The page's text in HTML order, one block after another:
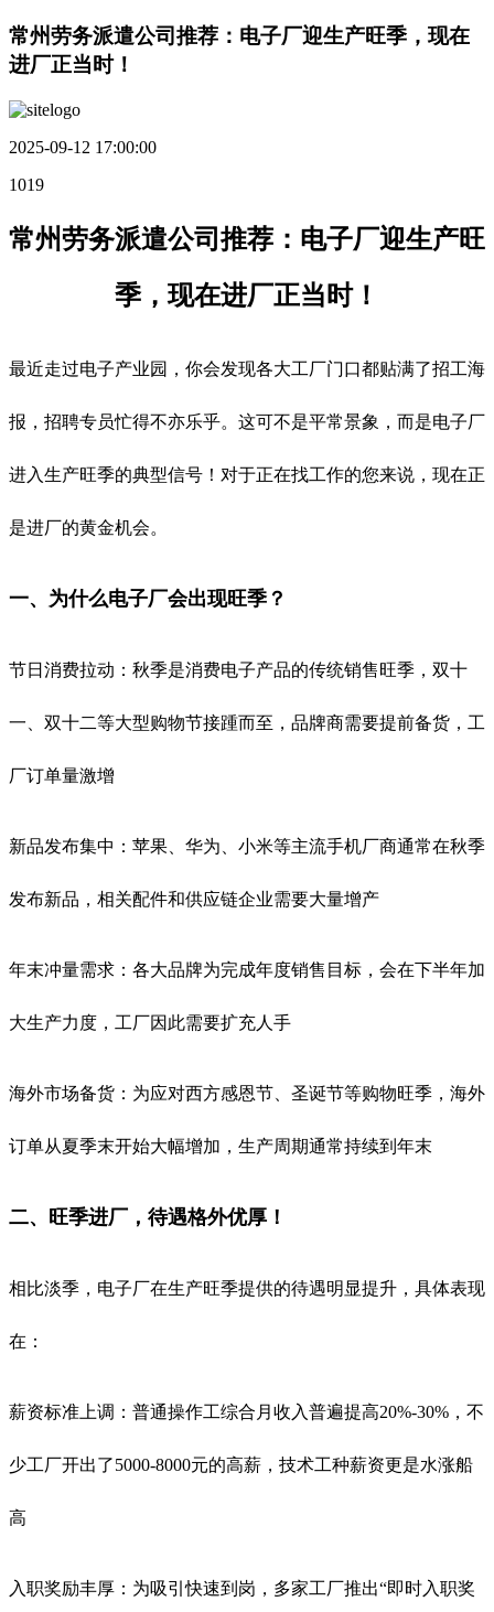
常州劳务派遣公司推荐：电子厂迎生产旺季，现在
进厂正当时！
2025-09-12 17:00:00
1019
常州劳务派遣公司推荐：电子厂迎生产旺
季，现在进厂正当时！
最近走过电子产业园，你会发现各大工厂门口都贴满了招工海
报，招聘专员忙得不亦乐乎。这可不是平常景象，而是电子厂
进入生产旺季的典型信号！对于正在找工作的您来说，现在正
是进厂的黄金机会。
一、为什么电子厂会出现旺季？
节日消费拉动：秋季是消费电子产品的传统销售旺季，双十
一、双十二等大型购物节接踵而至，品牌商需要提前备货，工
厂订单量激增
新品发布集中：苹果、华为、小米等主流手机厂商通常在秋季
发布新品，相关配件和供应链企业需要大量增产
年末冲量需求：各大品牌为完成年度销售目标，会在下半年加
大生产力度，工厂因此需要扩充人手
海外市场备货：为应对西方感恩节、圣诞节等购物旺季，海外
订单从夏季末开始大幅增加，生产周期通常持续到年末
二、旺季进厂，待遇格外优厚！
相比淡季，电子厂在生产旺季提供的待遇明显提升，具体表现
在：
薪资标准上调：普通操作工综合月收入普遍提高20%-30%，不
少工厂开出了5000-8000元的高薪，技术工种薪资更是水涨船
高
入职奖励丰厚：为吸引快速到岗，多家工厂推出“即时入职奖